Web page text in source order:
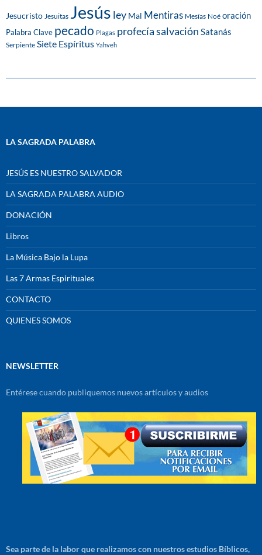
Jesucristo Jesuitas Jesús ley Mal Mentiras Mesías Noé oración
Palabra Clave pecado Plagas profecíasalvación Satanás
Serpiente Siete Espíritus Yahveh
LA SAGRADA PALABRA
JESÚS ES NUESTRO SALVADOR
LA SAGRADA PALABRA AUDIO
DONACIÓN
Libros
La Música Bajo la Lupa
Las 7 Armas Espirituales
CONTACTO
QUIENES SOMOS
NEWSLETTER
Entérese cuando publiquemos nuevos artículos y audios
Sea parte de la labor que realizamos con nuestros estudios Bíblicos,